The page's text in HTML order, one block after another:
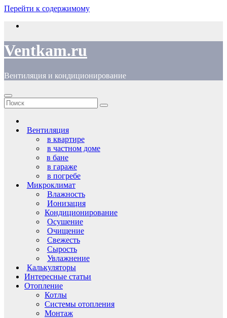
Перейти к содержимому
Ventkam.ru
Вентиляция и кондиционирование
Вентиляция
в квартире
в частном доме
в бане
в гараже
в погребе
Микроклимат
Влажность
Ионизация
Кондиционирование
Осушение
Очищение
Свежесть
Сырость
Увлажнение
Калькуляторы
Интересные статьи
Отопление
Котлы
Системы отопления
Монтаж